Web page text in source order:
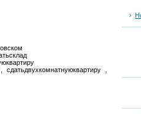
сдатьдвухкомнатнуюквартиру ,